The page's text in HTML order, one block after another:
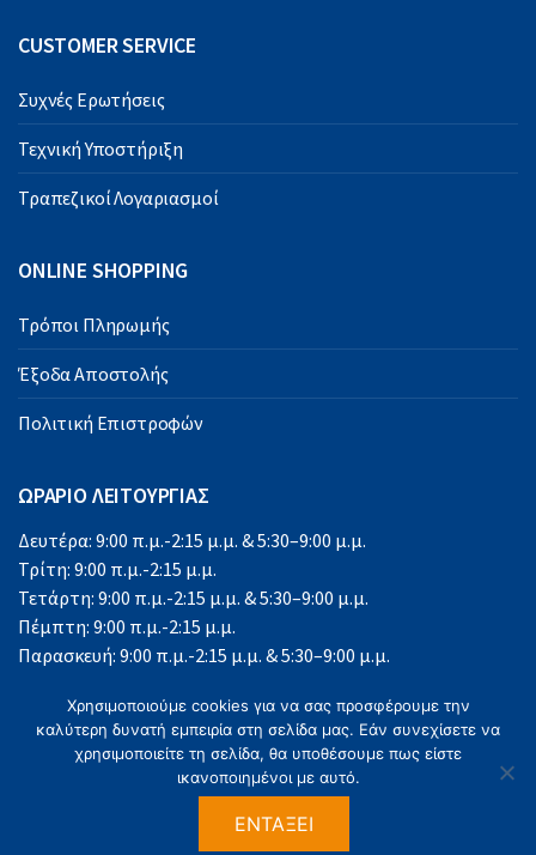
CUSTOMER SERVICE
Συχνές Ερωτήσεις
Τεχνική Υποστήριξη
Τραπεζικοί Λογαριασμοί
ONLINE SHOPPING
Τρόποι Πληρωμής
Έξοδα Αποστολής
Πολιτική Επιστροφών
ΩΡΑΡΙΟ ΛΕΙΤΟΥΡΓΙΑΣ
Δευτέρα: 9:00 π.μ.-2:15 μ.μ. & 5:30–9:00 μ.μ.
Τρίτη: 9:00 π.μ.-2:15 μ.μ.
Τετάρτη: 9:00 π.μ.-2:15 μ.μ. & 5:30–9:00 μ.μ.
Πέμπτη: 9:00 π.μ.-2:15 μ.μ.
Παρασκευή: 9:00 π.μ.-2:15 μ.μ. & 5:30–9:00 μ.μ.
Κυριακή: Κλειστά
©2023 Office Solutions
Χρησιμοποιούμε cookies για να σας προσφέρουμε την
καλύτερη δυνατή εμπειρία στη σελίδα μας. Εάν συνεχίσετε να
χρησιμοποιείτε τη σελίδα, θα υποθέσουμε πως είστε
ικανοποιημένοι με αυτό.
ΕΝΤΆΞΕΙ